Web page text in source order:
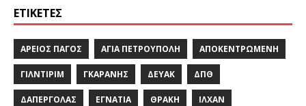
ΕΤΙΚΈΤΕΣ
ΆΡΕΙΟΣ ΠΆΓΟΣ ΑΓΊΑ ΠΕΤΡΟΎΠΟΛΗ ΑΠΟΚΕΝΤΡΩΜΈΝΗ
ΓΙΛΝΤΙΡΊΜ ΓΚΑΡΆΝΗΣ ΔΕΥΑΚ ΔΠΘ
ΔΑΠΈΡΓΟΛΑΣ ΕΓΝΑΤΊΑ ΘΡΆΚΗ ΙΛΧΆΝ